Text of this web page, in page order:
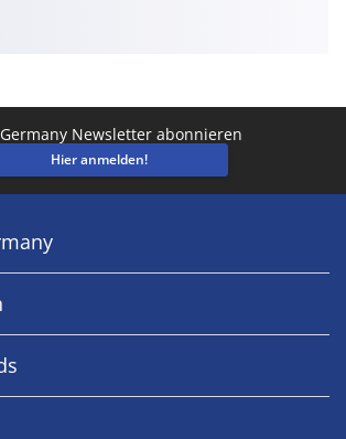
Newsletter abonnieren
Hier anmelden!